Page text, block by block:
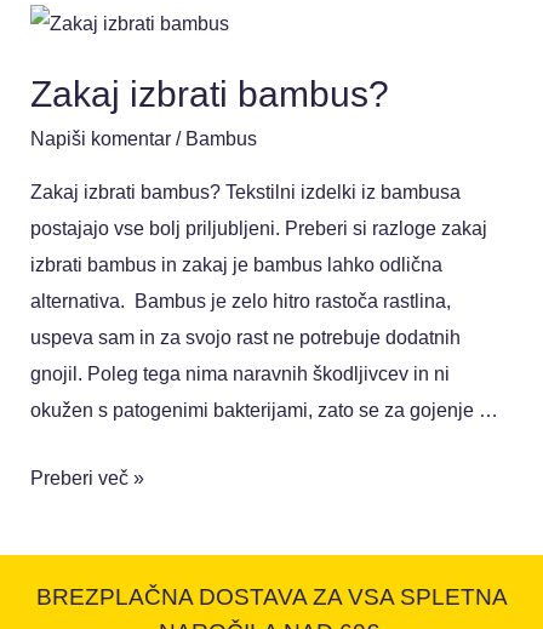
Zakaj izbrati bambus?
Napiši komentar / Bambus
Zakaj izbrati bambus? Tekstilni izdelki iz bambusa
postajajo vse bolj priljubljeni. Preberi si razloge zakaj
izbrati bambus in zakaj je bambus lahko odlična
alternativa. Bambus je zelo hitro rastoča rastlina,
uspeva sam in za svojo rast ne potrebuje dodatnih
gnojil. Poleg tega nima naravnih škodljivcev in ni
okužen s patogenimi bakterijami, zato se za gojenje …
Preberi več »
BREZPLAČNA DOSTAVA ZA VSA SPLETNA